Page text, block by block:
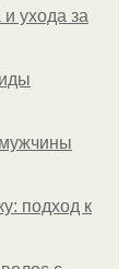
ухода за
подход к